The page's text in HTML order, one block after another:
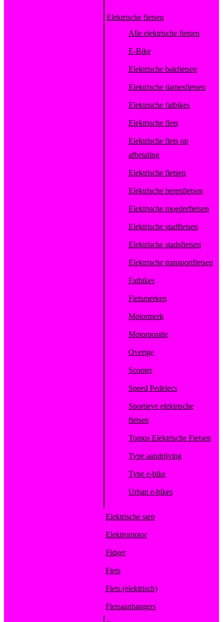
Elektrische fietsen
Alle elektrische fietsen
E-Bike
Elektrische bakfietsen
Elektrische damesfietsen
Elektrische fatbikes
Elektrische fiets
Elektrische fiets op
afbetaling
Elektrische fietsen
Elektrische herenfietsen
Elektrische moederfietsen
Elektrische stadfietsen
Elektrische stadsfietsen
Elektrische transportfietsen
Fatbikes
Fietsmerken
Motormerk
Motorpositie
Overige
Scooter
Speed Pedelecs
Sportieve elektrische
fietsen
Tomos Elektrische Fietsen
Type aandrijving
Type e-bike
Urban e-bikes
Elektrische step
Elektromotor
Fidget
Fiets
Fiets (elektrisch)
Fietsaanhangers